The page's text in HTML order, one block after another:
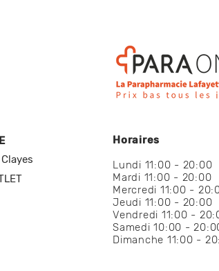
Horaires
Lundi 11:00 - 20:00
Mardi 11:00 - 20:00
Mercredi 11:00 -
Jeudi 11:00 - 20:00
Vendredi 11:00 -
Samedi 10:00 -
Dimanche 11:00 -